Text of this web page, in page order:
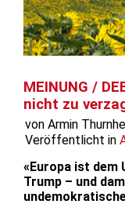
MEINUNG /
nicht zu
von Armin
Veröffentlicht in
«Europa ist dem
Trump – und